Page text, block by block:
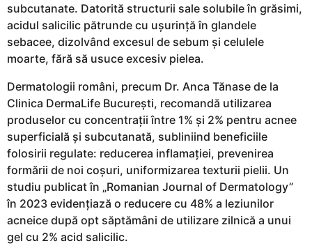
subcutanate. Datorită structurii sale solubile în grăsimi,
acidul salicilic pătrunde cu ușurință în glandele
sebacee, dizolvând excesul de sebum și celulele
moarte, fără să usuce excesiv pielea.
Dermatologii români, precum Dr. Anca Tănase de la
Clinica DermaLife București, recomandă utilizarea
produselor cu concentrații între 1% și 2% pentru acnee
superficială și subcutanată, subliniind beneficiile
folosirii regulate: reducerea inflamației, prevenirea
formării de noi coșuri, uniformizarea texturii pielii. Un
studiu publicat în „Romanian Journal of Dermatology”
în 2023 evidențiază o reducere cu 48% a leziunilor
acneice după opt săptămâni de utilizare zilnică a unui
gel cu 2% acid salicilic.